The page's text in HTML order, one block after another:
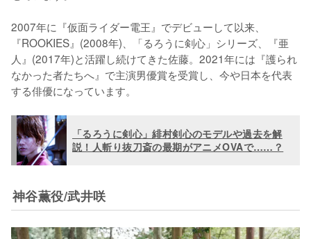
2007年に『仮面ライダー電王』でデビューして以来、
『ROOKIES』(2008年)、「るろうに剣心」シリーズ、『亜
人』(2017年)と活躍し続けてきた佐藤。2021年には『護られ
なかった者たちへ』で主演男優賞を受賞し、今や日本を代表
する俳優になっています。
「るろうに剣心」緋村剣心のモデルや過去を解
説！人斬り抜刀斎の最期がアニメOVAで……？
神谷薫役/武井咲